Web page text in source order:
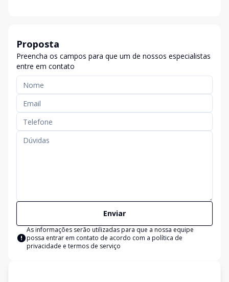
Proposta
Preencha os campos para que um de nossos especialistas
entre em contato
Enviar
As informações serão utilizadas para que a nossa equipe
possa entrar em contato de acordo com a política de
privacidade e termos de serviço